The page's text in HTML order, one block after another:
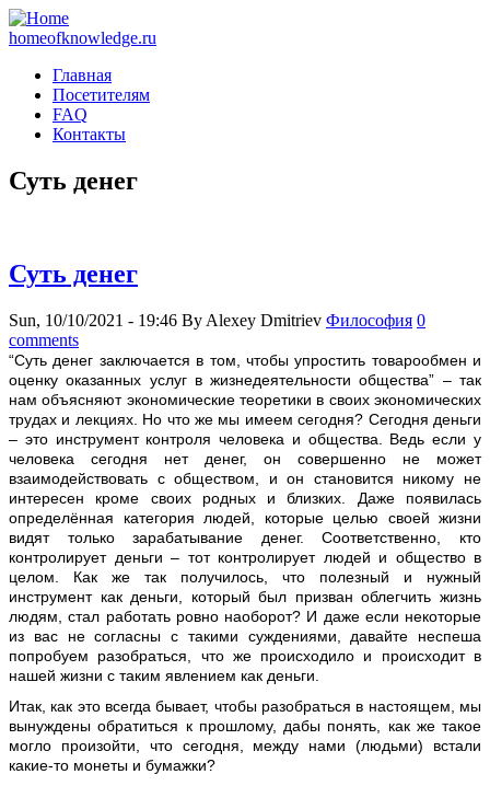
homeofknowledge.ru
Главная
Посетителям
FAQ
Контакты
Суть денег
Суть денег
Sun, 10/10/2021 - 19:46 By Alexey Dmitriev Философия 0
comments
“Суть денег зaключается в том, чтобы упростить товарообмен и
оценку оказанных услуг в жизнедеятельности общества” – так
нам объясняют экономические теоретики в своих экономических
трудах и лекциях. Но что же мы имеем сегодня? Сегодня деньги
– это инструмент контроля человека и общества. Ведь если у
человека сегодня нет денег, он совершенно не может
взаимодействовать с обществом, и он становится никому не
интересен кроме своих родных и близких. Даже появилась
определённая категория людей, которые целью своей жизни
видят только зарабатывание денег. Соответственно, кто
контролирует деньги – тот контролирует людей и общество в
целом. Как же так получилось, что полезный и нужный
инструмент как деньги, который был призван облегчить жизнь
людям, стал работать ровно наоборот? И даже если некоторые
из вас не согласны с такими суждениями, давайте неспеша
попробуем разобраться, что же происходило и происходит в
нашей жизни с таким явлением как деньги.
Итак, как это всегда бывает, чтобы разобраться в настоящем, мы
вынуждены обратиться к прошлому, дабы понять, как же такое
могло произойти, что сегодня, между нами (людьми) встали
какие-то монеты и бумажки?